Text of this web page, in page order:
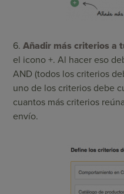
6. Añadir más criterios a
el icono +. Al hacer eso
AND (todos los criterios
uno de los criterios debe
cuantos más criterios
envío.